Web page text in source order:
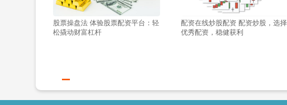
股票操盘法 体验股票配资平台：轻
松撬动财富杠杆
配资在线炒股配资 配资炒股，选择
优秀配资，稳健获利